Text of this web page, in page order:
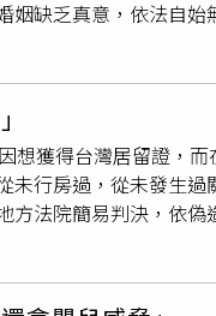
勞動力重建運用處查獲
條第1款規定，將阮妹
裁罰基準」裁處，其實
曾在臺灣非法工作屬
致性，而戶政事務所
告知夫妻「縮短管制期
義。
實際為「兄弟姊妹」的
婚姻登記地點甚至在她
款、甚至準備結婚時
中擅自填寫婚姻狀態
辦理登記。律師表示，
，需提交筆跡鑑定、
資訊共享，但目前仍
擾而影響法律與財產
姻缺乏真意，依法自始
理除戶與繼承程序時，
阿春表示，家人從未
認婚姻關係不存在訴
未表示異議。法院並查
，並未與安安實質履行
目的而登記，則婚姻應
權益，阿春依法有即
，依法屬無效婚姻。
上訴。
想獲得台灣居留證，而
未行房過，從未發生過
方法院簡易判決，依偽
出境。至於配合黃男
市某五星級高檔酒店
有研究香港居民取得